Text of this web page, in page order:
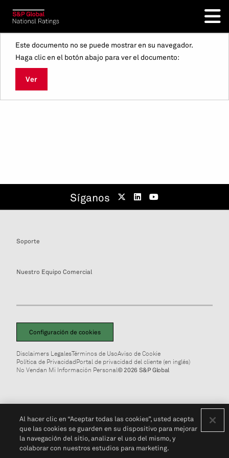
Este documento no se puede mostrar en su navegador.
Haga clic en el botón abajo para ver el documento:
Ver
Síganos
Soporte
Nuestro Equipo Comercial
Configuración de cookies
Disclaimers LegalesTérminos de UsoAviso de Cookie
Política de PrivacidadPortal de privacidad del cliente (en inglés)
No Vendan Mi Información Personal© 2026 S&P Global
Al hacer clic en “Aceptar todas las cookies”, usted acepta
que las cookies se guarden en su dispositivo para mejorar
la navegación del sitio, analizar el uso del mismo, y
colaborar con nuestros estudios para marketing.